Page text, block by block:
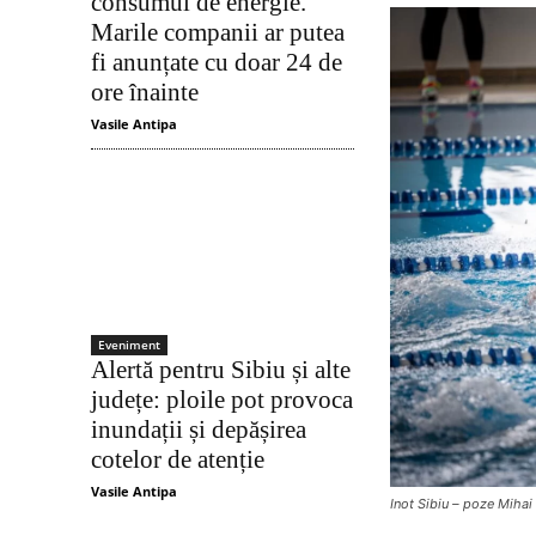
Marile companii ar putea
fi anunțate cu doar 24 de
ore înainte
Vasile Antipa
Eveniment
Alertă pentru Sibiu și alte
județe: ploile pot provoca
inundații și depășirea
cotelor de atenție
Vasile Antipa
Inot Sibiu – poze Mihai